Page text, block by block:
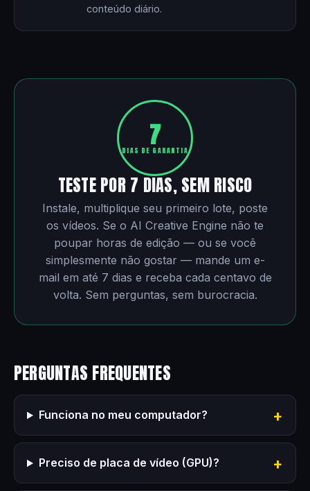
conteúdo diário.
7
DIAS DE GARANTIA
TESTE POR 7 DIAS, SEM RISCO
Instale, multiplique seu primeiro lote, poste
os vídeos. Se o AI Creative Engine não te
poupar horas de edição — ou se você
simplesmente não gostar — mande um e-
mail em até 7 dias e receba cada centavo de
volta. Sem perguntas, sem burocracia.
PERGUNTAS FREQUENTES
Funciona no meu computador?
Preciso de placa de vídeo (GPU)?